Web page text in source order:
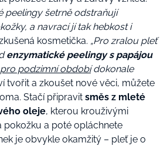
peelingy šetrně odstraňují
a navrací jí tak hebkost i
kosmetička. „Pro zralou pleť
enzymatické peelingy s papájou
pro podzimní obdobídokonale
tvořit a zkoušet nové věci, můžete
Stačí připravit směs z mleté
oleje, kterou krouživými
pokožku a poté opláchnete
je obvykle okamžitý – pleť je o